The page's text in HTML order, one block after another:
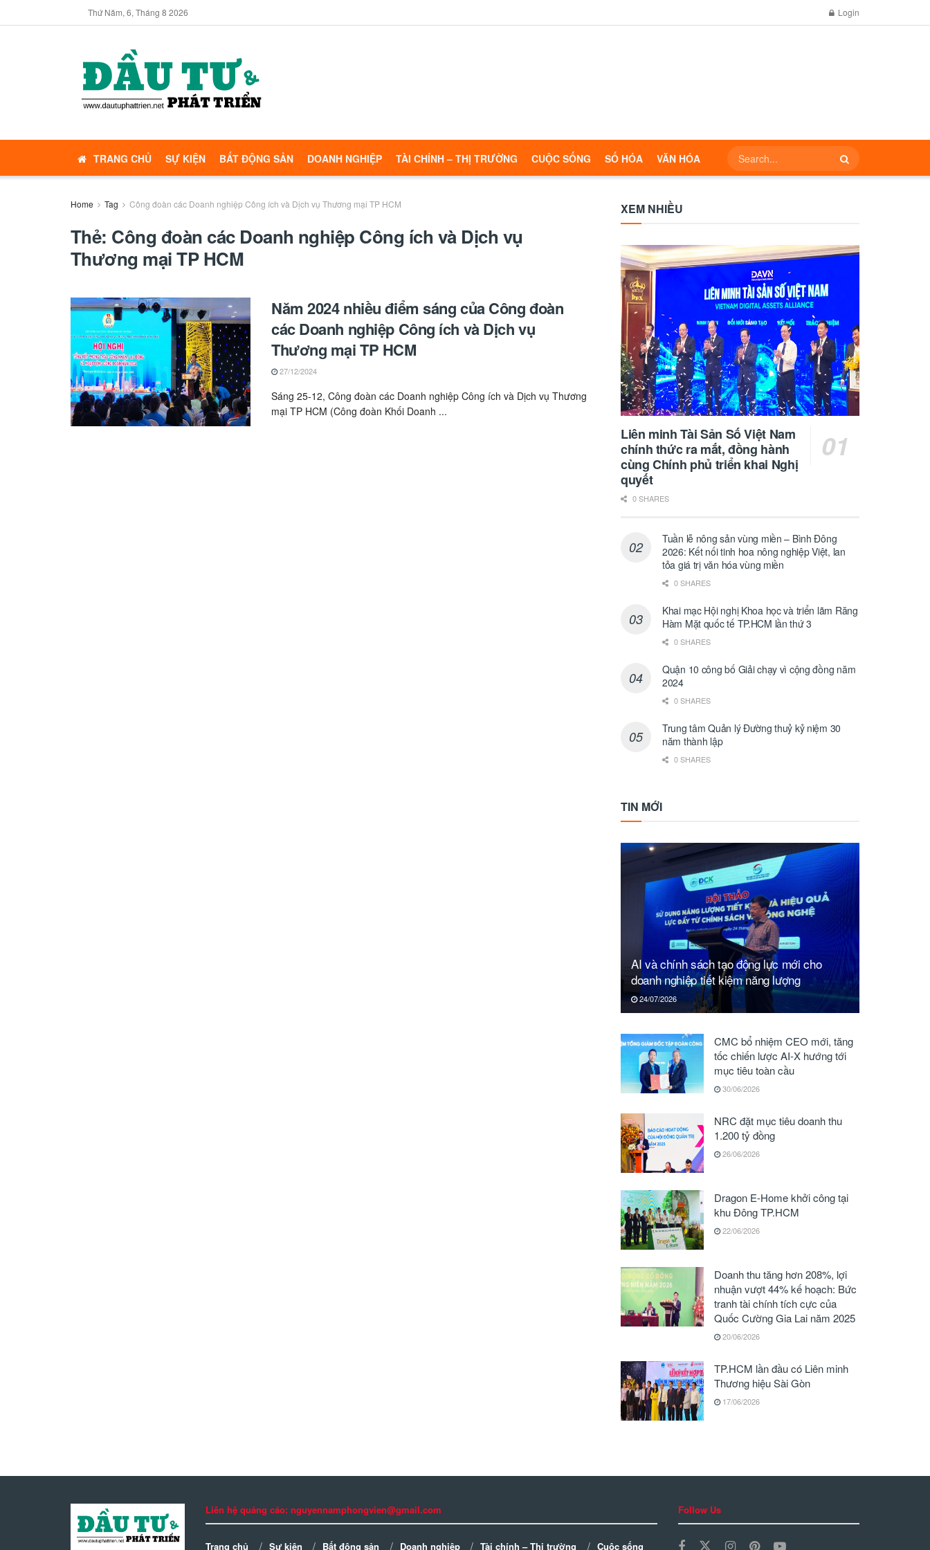
Thứ Năm, 6, Tháng 8 2026 Login
TRANG CHỦ SỰ KIỆN BẤT ĐỘNG SẢN DOANH NGHIỆP TÀI CHÍNH – THỊ TRƯỜNG CUỘC SỐNG SỐ HÓA VĂN HÓA
Home Tag Công đoàn các Doanh nghiệp Công ích và Dịch vụ Thương mại TP HCM
Thẻ: Công đoàn các Doanh nghiệp Công ích và Dịch vụ
Thương mại TP HCM
Năm 2024 nhiều điểm sáng của Công đoàn
các Doanh nghiệp Công ích và Dịch vụ
Thương mại TP HCM
27/12/2024
Sáng 25-12, Công đoàn các Doanh nghiệp Công ích và Dịch vụ Thương
mại TP HCM (Công đoàn Khối Doanh ...
XEM NHIỀU
Liên minh Tài Sản Số Việt Nam
chính thức ra mắt, đồng hành
cùng Chính phủ triển khai Nghị
quyết
0 SHARES
Tuần lễ nông sản vùng miền – Bình Đông
2026: Kết nối tinh hoa nông nghiệp Việt, lan
tỏa giá trị văn hóa vùng miền
0 SHARES
Khai mạc Hội nghị Khoa học và triển lãm Răng
Hàm Mặt quốc tế TP.HCM lần thứ 3
0 SHARES
Quận 10 công bố Giải chạy vì cộng đồng năm
2024
0 SHARES
Trung tâm Quản lý Đường thuỷ kỷ niệm 30
năm thành lập
0 SHARES
TIN MỚI
AI và chính sách tạo động lực mới cho
doanh nghiệp tiết kiệm năng lượng
24/07/2026
CMC bổ nhiệm CEO mới, tăng
tốc chiến lược AI-X hướng tới
mục tiêu toàn cầu
30/06/2026
NRC đặt mục tiêu doanh thu
1.200 tỷ đồng
26/06/2026
Dragon E-Home khởi công tại
khu Đông TP.HCM
22/06/2026
Doanh thu tăng hơn 208%, lợi
nhuận vượt 44% kế hoạch: Bức
tranh tài chính tích cực của
Quốc Cường Gia Lai năm 2025
20/06/2026
TP.HCM lần đầu có Liên minh
Thương hiệu Sài Gòn
17/06/2026
Liên hệ quảng cáo: nguyennamphongvien@gmail.com
Trang chủ Sự kiện Bất động sản Doanh nghiệp Tài chính – Thị trường Cuộc sống
Follow Us